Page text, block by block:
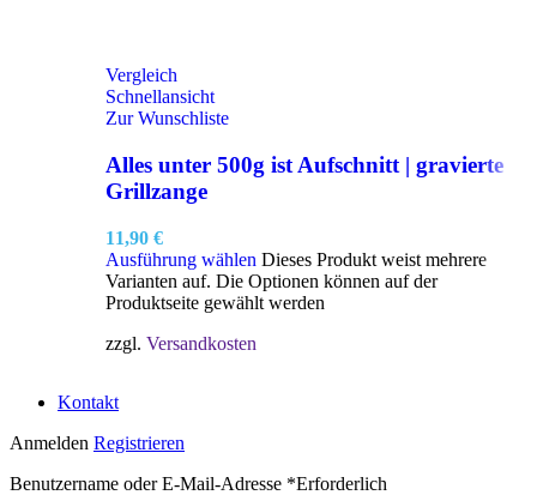
Vergleich
Schnellansicht
Zur Wunschliste
Alles unter 500g ist Aufschnitt | gravierte
Grillzange
11,90 €
Ausführung wählen Dieses Produkt weist mehrere
Varianten auf. Die Optionen können auf der
Produktseite gewählt werden
zzgl. Versandkosten
Kontakt
Anmelden Registrieren
Benutzername oder E-Mail-Adresse *Erforderlich